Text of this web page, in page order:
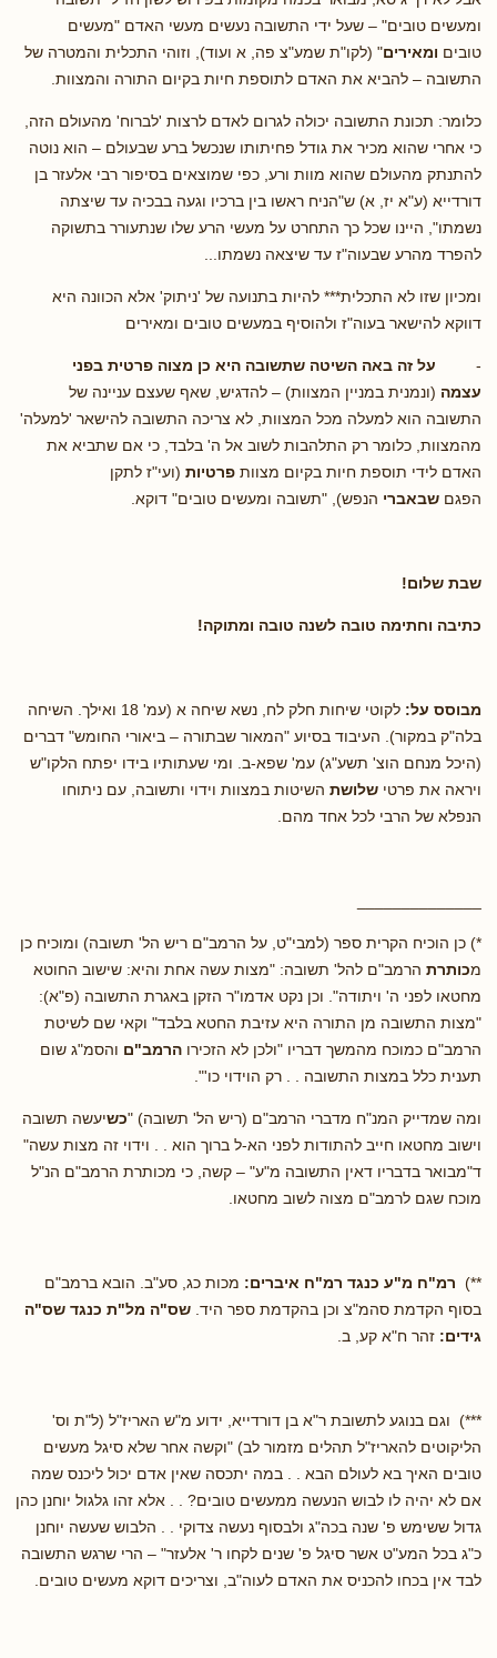
ומעשים טובים" – שעל ידי התשובה נעשים מעשי האדם "מעשים
טובים ומאירים" (לקו"ת שמע"צ פה, א ועוד), וזוהי התכלית והמטרה של
התשובה – להביא את האדם לתוספת חיות בקיום התורה והמצוות.
כלומר: תכונת התשובה יכולה לגרום לאדם לרצות 'לברוח' מהעולם הזה,
כי אחרי שהוא מכיר את גודל פחיתותו שנכשל ברע שבעולם – הוא נוטה
להתנתק מהעולם שהוא מוות ורע, כפי שמוצאים בסיפור רבי אלעזר בן
דורדייא (ע"א יז, א) ש"הניח ראשו בין ברכיו וגעה בבכיה עד שיצתה
נשמתו", היינו שכל כך התחרט על מעשי הרע שלו שנתעורר בתשוקה
להפרד מהרע שבעוה"ז עד שיצאה נשמתו...
ומכיון שזו לא התכלית*** להיות בתנועה של 'ניתוק' אלא הכוונה היא
דווקא להישאר בעוה"ז ולהוסיף במעשים טובים ומאירים
- על זה באה השיטה שתשובה היא כן מצוה פרטית בפני
עצמה (ונמנית במניין המצוות) – להדגיש, שאף שעצם עניינה של
התשובה הוא למעלה מכל המצוות, לא צריכה התשובה להישאר 'למעלה'
מהמצוות, כלומר רק התלהבות לשוב אל ה' בלבד, כי אם שתביא את
האדם לידי תוספת חיות בקיום מצוות פרטיות (ועי"ז לתקן
הפגם שבאברי הנפש), "תשובה ומעשים טובים" דוקא.
שבת שלום!
כתיבה וחתימה טובה לשנה טובה ומתוקה!
מבוסס על:
לקוטי שיחות חלק לח, נשא שיחה א (עמ' 18 ואילך. השיחה
בלה"ק במקור). העיבוד בסיוע "המאור שבתורה – ביאורי החומש" דברים
(היכל מנחם הוצ' תשע"ג) עמ' שפא-ב. ומי שעתותיו בידו יפתח הלקו"ש
ויראה את פרטי שלושת השיטות במצוות וידוי ותשובה, עם ניתוחו
הנפלא של הרבי לכל אחד מהם.
*) כן הוכיח הקרית ספר (למבי"ט, על הרמב"ם ריש הל' תשובה) ומוכיח כן
מכותרת הרמב"ם להל' תשובה: "מצות עשה אחת והיא: שישוב החוטא
מחטאו לפני ה' ויתודה". וכן נקט אדמו"ר הזקן באגרת התשובה (פ"א):
"מצות התשובה מן התורה היא עזיבת החטא בלבד" וקאי שם לשיטת
הרמב"ם כמוכח מהמשך דבריו "ולכן לא הזכירו הרמב"ם והסמ"ג שום
תענית כלל במצות התשובה . . רק הוידוי כו'".
ומה שמדייק המנ"ח מדברי הרמב"ם (ריש הל' תשובה) "כשיעשה תשובה
וישוב מחטאו חייב להתודות לפני הא-ל ברוך הוא . . וידוי זה מצות עשה"
ד"מבואר בדבריו דאין התשובה מ"ע" – קשה, כי מכותרת הרמב"ם הנ"ל
מוכח שגם לרמב"ם מצוה לשוב מחטאו.
**) רמ"ח מ"ע כנגד רמ"ח איברים: מכות כג, סע"ב. הובא ברמב"ם
בסוף הקדמת סהמ"צ וכן בהקדמת ספר היד. שס"ה מל"ת כנגד שס"ה
גידים: זהר ח"א קע, ב.
***) וגם בנוגע לתשובת ר"א בן דורדייא, ידוע מ"ש האריז"ל (ל"ת וס'
הליקוטים להאריז"ל תהלים מזמור לב) "וקשה אחר שלא סיגל מעשים
טובים האיך בא לעולם הבא . . במה יתכסה שאין אדם יכול ליכנס שמה
אם לא יהיה לו לבוש הנעשה ממעשים טובים? . . אלא זהו גלגול יוחנן כהן
גדול ששימש פ' שנה בכה"ג ולבסוף נעשה צדוקי . . הלבוש שעשה יוחנן
כ"ג בכל המע"ט אשר סיגל פ' שנים לקחו ר' אלעזר" – הרי שרגש התשובה
לבד אין בכחו להכניס את האדם לעוה"ב, וצריכים דוקא מעשים טובים.